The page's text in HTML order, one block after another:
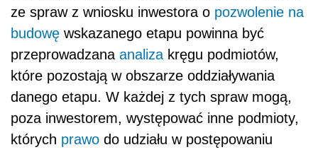
ze spraw z wniosku inwestora o pozwolenie na
budowę wskazanego etapu powinna być
przeprowadzana analiza kręgu podmiotów,
które pozostają w obszarze oddziaływania
danego etapu. W każdej z tych spraw mogą,
poza inwestorem, występować inne podmioty,
których prawo do udziału w postępowaniu